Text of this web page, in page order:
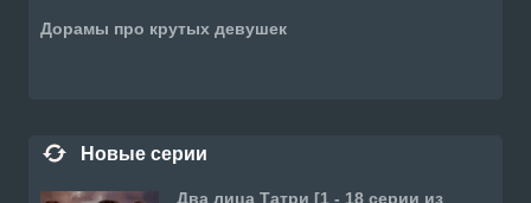
Дорамы про крутых девушек
Новые серии
Два лица Татри [1 - 18 серии из